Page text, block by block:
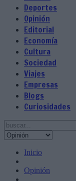
Deportes
Opinión
Editorial
Economía
Cultura
Sociedad
Viajes
Empresas
Blogs
Curiosidades
Inicio
Opinión